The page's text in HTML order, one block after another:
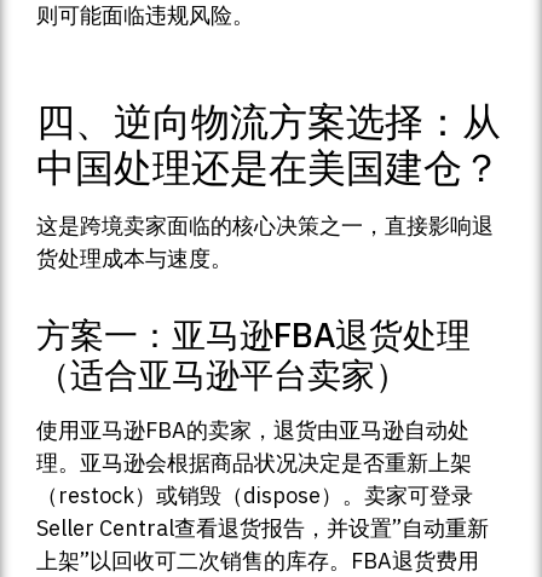
则可能面临违规风险。
四、逆向物流方案选择：从
中国处理还是在美国建仓？
这是跨境卖家面临的核心决策之一，直接影响退
货处理成本与速度。
方案一：亚马逊FBA退货处理
（适合亚马逊平台卖家）
使用亚马逊FBA的卖家，退货由亚马逊自动处
理。亚马逊会根据商品状况决定是否重新上架
（restock）或销毁（dispose）。卖家可登录
Seller Central查看退货报告，并设置”自动重新
上架”以回收可二次销售的库存。FBA退货费用